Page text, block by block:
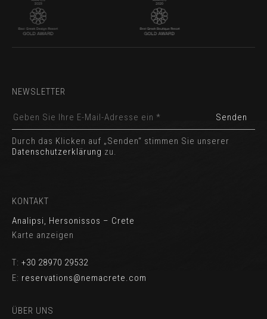
KONTAKT
Analipsi, Hersonissos – Crete
Karte anzeigen
T: +30 28970 29532
E: reservations@nemacrete.com
ÜBER UNS
NEWSLETTER
Durch das Klicken auf „Senden“ stimmen Sie unserer
Datenschutzerklärung zu.